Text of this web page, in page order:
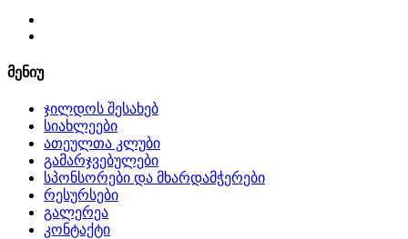
მენიუ
ჯილდოს შესახებ
სიახლეები
ათეულთა კლუბი
გამარჯვებულები
სპონსორები და მხარდამჭერები
რესურსები
გალერეა
კონტაქტი